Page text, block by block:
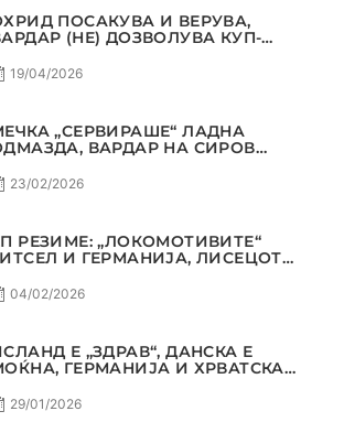
ПОСАКУВА И ВЕРУВА,
(НЕ) ДОЗВОЛУВА КУП-
19/04/2026
„СЕРВИРАШЕ“ ЛАДНА
ВАРДАР НА СИРОВ
23/02/2026
РЕЗИМЕ: „ЛОКОМОТИВИТЕ“
И ГЕРМАНИЈА, ЛИСЕЦОТ
04/02/2026
Е „ЗДРАВ“, ДАНСКА Е
ГЕРМАНИЈА И ХРВАТСКА
29/01/2026